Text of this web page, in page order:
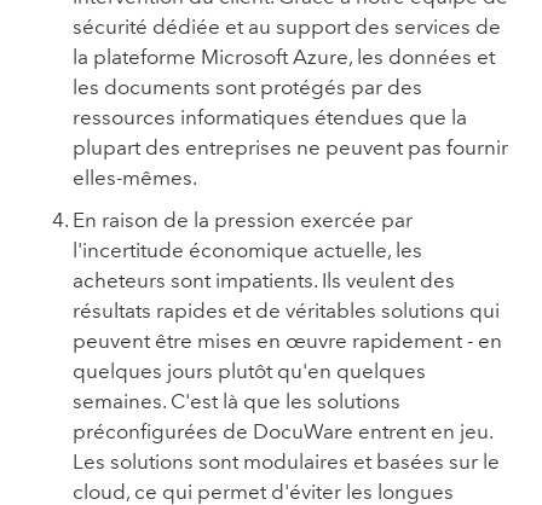
sécurité dédiée et au support des services de
la plateforme Microsoft Azure, les données et
les documents sont protégés par des
ressources informatiques étendues que la
plupart des entreprises ne peuvent pas fournir
elles-mêmes.
En raison de la pression exercée par
l'incertitude économique actuelle, les
acheteurs sont impatients. Ils veulent des
résultats rapides et de véritables solutions qui
peuvent être mises en œuvre rapidement - en
quelques jours plutôt qu'en quelques
semaines. C'est là que les solutions
préconfigurées de DocuWare entrent en jeu.
Les solutions sont modulaires et basées sur le
cloud, ce qui permet d'éviter les longues